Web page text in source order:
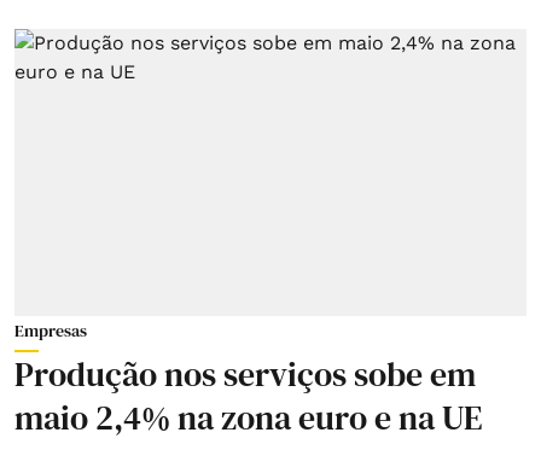
Empresas
Produção nos serviços sobe em
maio 2,4% na zona euro e na UE